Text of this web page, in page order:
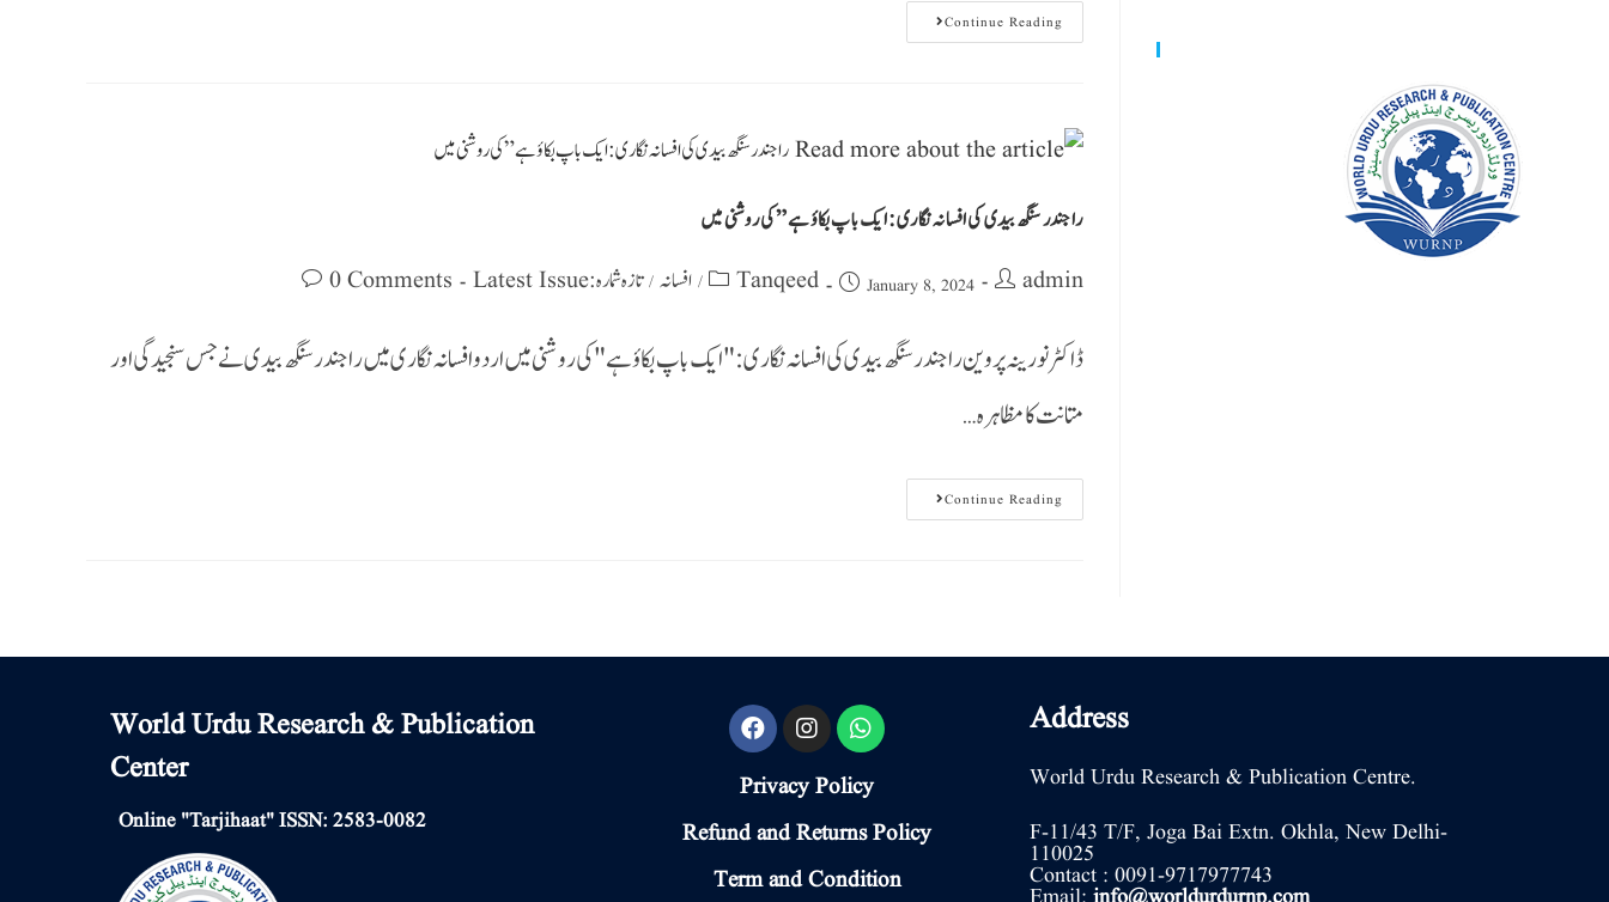
Continue Reading
راجندر سنگھ بیدی کی افسانہ نگاری: ایک باپ بکاؤہے” کی روشنی میں
admin
January 8, 2024
Tanqeed
/ افسانہ / تازہ شمارہ : Latest Issue 0 Comments
ڈاکٹر نورینہ پروین راجندر سنگھ بیدی کی افسانہ نگاری: "ایک باپ بکاؤہے" کی روشنی میں اردو افسانہ نگاری میں راجندر سنگھ بیدی نے جس سنجیدگی اور
متانت کا مظاہرہ…
Continue Reading
World Urdu Research & Publication
Center
Online "Tarjihaat" ISSN: 2583-0082
Privacy Policy
Refund and Returns Policy
Term and Condition
Address
World Urdu Research & Publication Centre.
F-11/43 T/F, Joga Bai Extn. Okhla, New Delhi-
110025
Contact : 0091-9717977743